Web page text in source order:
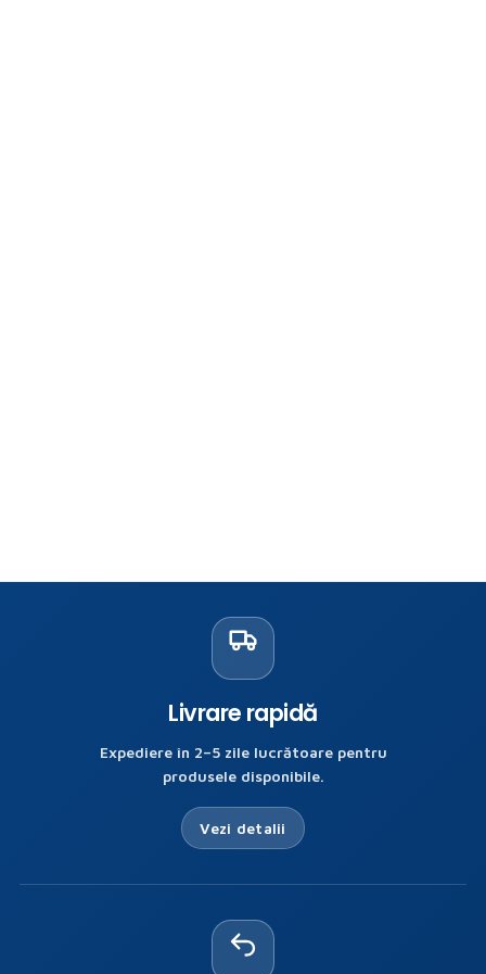
Livrare rapidă
Expediere în 2–5 zile lucrătoare pentru
produsele disponibile.
Vezi detalii